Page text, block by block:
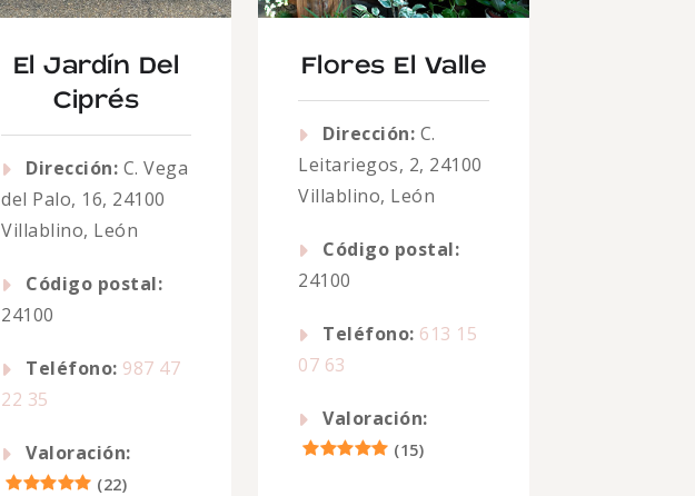
El Jardín Del
Ciprés
Dirección: C. Vega
del Palo, 16, 24100
Villablino, León
Código postal:
24100
Teléfono: 987 47
22 35
Valoración:
(22)
Flores El Valle
Dirección: C.
Leitariegos, 2, 24100
Villablino, León
Código postal:
24100
Teléfono: 613 15
07 63
Valoración:
(15)